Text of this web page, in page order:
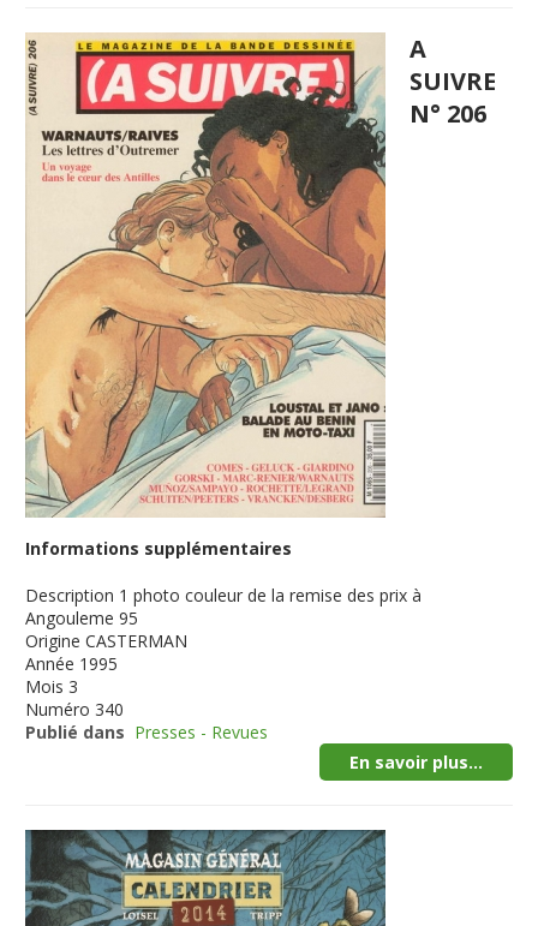
A
SUIVRE
N° 206
Informations supplémentaires
Description 1 photo couleur de la remise des prix à
Angouleme 95
Origine CASTERMAN
Année 1995
Mois 3
Numéro 340
Publié dans Presses - Revues
En savoir plus...